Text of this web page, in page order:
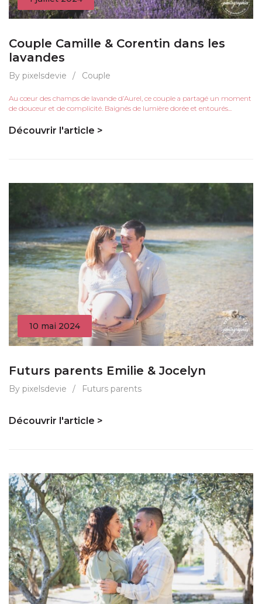
Couple Camille & Corentin dans les
lavandes
By pixelsdevie / Couple
Au cœur des champs de lavande d’Aurel, ce couple a partagé un moment
de douceur et de complicité. Baignés de lumière dorée et entourés...
Découvrir l'article >
10 mai 2024
Futurs parents Emilie & Jocelyn
By pixelsdevie / Futurs parents
Découvrir l'article >